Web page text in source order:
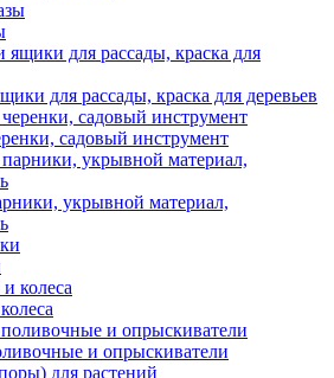
для рассады, краска для деревьев
садовый инструмент
укрывной материал,
и опрыскиватели